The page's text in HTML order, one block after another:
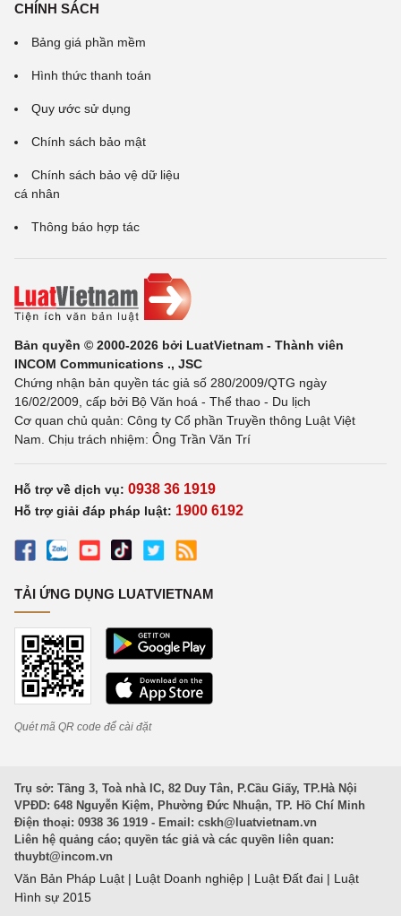
CHÍNH SÁCH
Bảng giá phần mềm
Hình thức thanh toán
Quy ước sử dụng
Chính sách bảo mật
Chính sách bảo vệ dữ liệu
cá nhân
Thông báo hợp tác
Bản quyền © 2000-2026 bởi LuatVietnam - Thành viên
INCOM Communications ., JSC
Chứng nhận bản quyền tác giả số 280/2009/QTG ngày
16/02/2009, cấp bởi Bộ Văn hoá - Thể thao - Du lịch
Cơ quan chủ quản: Công ty Cổ phần Truyền thông Luật Việt
Nam. Chịu trách nhiệm: Ông Trần Văn Trí
Hỗ trợ về dịch vụ: 0938 36 1919
Hỗ trợ giải đáp pháp luật: 1900 6192
TẢI ỨNG DỤNG LUATVIETNAM
Quét mã QR code để cài đặt
Trụ sở: Tầng 3, Toà nhà IC, 82 Duy Tân, P.Cầu Giấy, TP.Hà Nội
VPĐD: 648 Nguyễn Kiệm, Phường Đức Nhuận, TP. Hồ Chí Minh
Điện thoại: 0938 36 1919 - Email: cskh@luatvietnam.vn
Liên hệ quảng cáo; quyền tác giả và các quyền liên quan:
thuybt@incom.vn
Văn Bản Pháp Luật | Luật Doanh nghiệp | Luật Đất đai | Luật
Hình sự 2015